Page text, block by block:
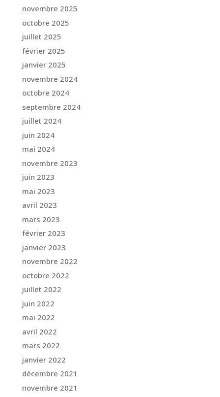
novembre 2025
octobre 2025
juillet 2025
février 2025
janvier 2025
novembre 2024
octobre 2024
septembre 2024
juillet 2024
juin 2024
mai 2024
novembre 2023
juin 2023
mai 2023
avril 2023
mars 2023
février 2023
janvier 2023
novembre 2022
octobre 2022
juillet 2022
juin 2022
mai 2022
avril 2022
mars 2022
janvier 2022
décembre 2021
novembre 2021